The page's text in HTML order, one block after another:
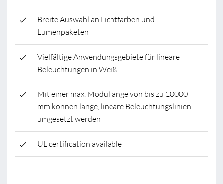
Breite Auswahl an Lichtfarben und
Lumenpaketen
Vielfältige Anwendungsgebiete für lineare
Beleuchtungen in Weiß
Mit einer max. Modullänge von bis zu 10000
mm können lange, lineare Beleuchtungslinien
umgesetzt werden
UL certification available